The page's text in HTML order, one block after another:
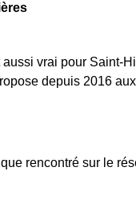
vrai pour Saint-
depuis 2016
rencontré sur le